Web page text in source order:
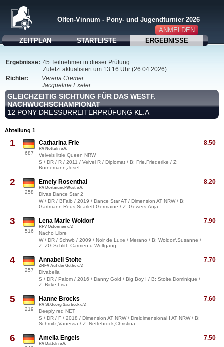
ANMELDEN
Olfen-Vinnum - Pony- und Jugendturnier 2026
ZEITPLAN STARTLISTE ERGEBNISSE
Ergebnisse: 45 Teilnehmer in dieser Prüfung.
Zuletzt aktualisiert um 13:16 Uhr (26.04.2026)
Richter:
Verena Cremer
Jacqueline Exeler
GLEICHZEITIG SICHTUNG FÜR DAS WESTF.
NACHWUCHSCHAMPIONAT
12 PONY-DRESSURREITERPRÜFUNG KL.A
Abteilung 1
1
687
8.50
Catharina Frie
RV Nottuln e.V.
Veivels little Queen NRW
S / DR / R / 2011 / Veivel R / Diplomat / B: Frie,Friederike / Z:
Börnemann,Josef
2
258
8.20
Emely Rosenthal
RV Dortmund-West e.V.
Divas Dance Star 2
W / DR / BFalb / 2019 / Dance Star AT / Dimension AT NRW / B:
Gartmann-Reus,Scarlett Germaine / Z: Gewers,Anja
3
516
7.90
Lena Marie Woldorf
RFV Ostönnen e.V.
Nacho Libre
W / DR / Schwb / 2009 / Noir de Luxe / Merano / B: Woldorf,Susanne /
Z: ZG Schlitt, Carmen u.Wolfgang,
4
257
7.70
Annabell Stolte
ZRFV Auf der Gethe e.V.
Divabella
S / DR / Palom / 2016 / Danny Gold / Big Boy I / B: Stolte,Dominique /
Z: Birke,Lisa
5
219
7.60
Hanne Brocks
RV St.Georg Saerbeck e.V.
Deeply red NET
S / DR / F / 2018 / Dimension AT NRW / Dreidimensional I AT NRW / B:
Schmitz,Vanessa / Z: Nettebrock,Christina
6 7.50
Amelia Engels
RV Datteln e.V.